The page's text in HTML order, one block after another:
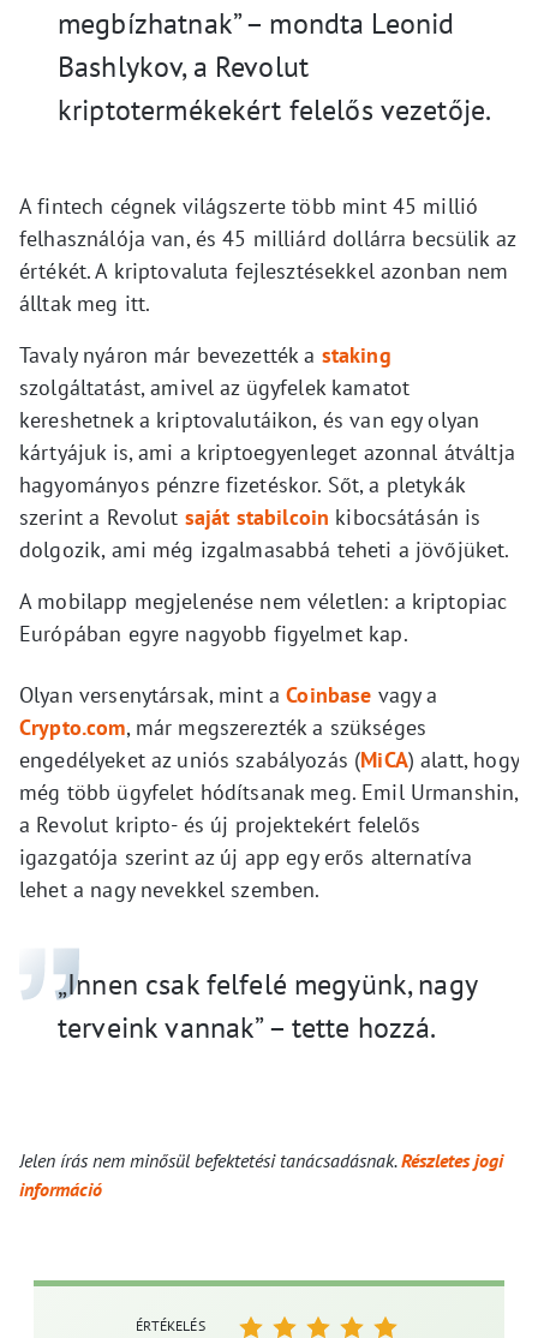
megbízhatnak” – mondta Leonid
Bashlykov, a Revolut
kriptotermékekért felelős vezetője.
A fintech cégnek világszerte több mint 45 millió
felhasználója van, és 45 milliárd dollárra becsülik az
értékét. A kriptovaluta fejlesztésekkel azonban nem
álltak meg itt.
Tavaly nyáron már bevezették a staking
szolgáltatást, amivel az ügyfelek kamatot
kereshetnek a kriptovalutáikon, és van egy olyan
kártyájuk is, ami a kriptoegyenleget azonnal átváltja
hagyományos pénzre fizetéskor. Sőt, a pletykák
szerint a Revolut saját stabilcoin kibocsátásán is
dolgozik, ami még izgalmasabbá teheti a jövőjüket.
A mobilapp megjelenése nem véletlen: a kriptopiac
Európában egyre nagyobb figyelmet kap.
Olyan versenytársak, mint aCoinbase vagy a
Crypto.com, már megszerezték a szükséges
engedélyeket az uniós szabályozás (MiCA) alatt, hogy
még több ügyfelet hódítsanak meg. Emil Urmanshin,
a Revolut kripto- és új projektekért felelős
igazgatója szerint az új app egy erős alternatíva
lehet a nagy nevekkel szemben.
„Innen csak felfelé megyünk, nagy
terveink vannak” – tette hozzá.
Jelen írás nem minősül befektetési tanácsadásnak.Részletes jogi
információ
ÉRTÉKELÉS